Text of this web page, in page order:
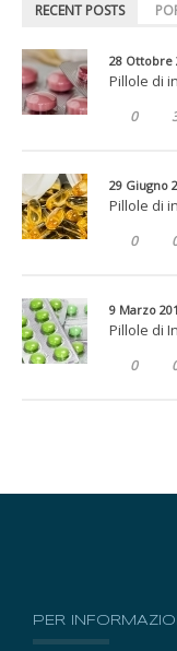
RECENT POSTS
28 Ottobre
Pillole di
0
29 Giugno
Pillole di
0
9 Marzo
Pillole di
0
PER